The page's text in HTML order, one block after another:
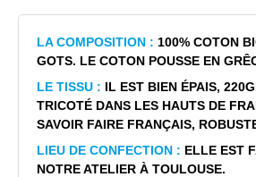
LA COMPOSITION : 100% COTON
GOTS. LE COTON POUSSE EN
LE TISSU : IL EST BIEN ÉPAIS,
TRICOTÉ DANS LES HAUTS DE
SAVOIR FAIRE FRANÇAIS,
LIEU DE CONFECTION : ELLE EST
NOTRE ATELIER À TOULOUSE.